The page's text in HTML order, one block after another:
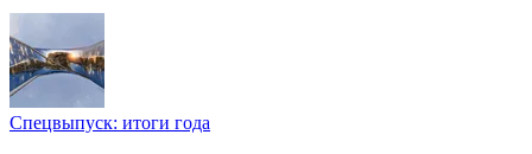
Спецвыпуск: итоги года